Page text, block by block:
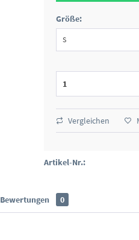
Größe:
Vergleichen
Artikel-Nr.:
Bewertungen 0